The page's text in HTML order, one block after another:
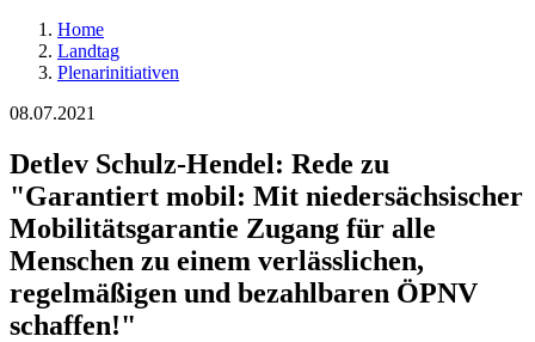
Home
Landtag
Plenarinitiativen
08.07.2021
Detlev Schulz-Hendel: Rede zu
"Garantiert mobil: Mit niedersächsischer
Mobilitätsgarantie Zugang für alle
Menschen zu einem verlässlichen,
regelmäßigen und bezahlbaren ÖPNV
schaffen!"